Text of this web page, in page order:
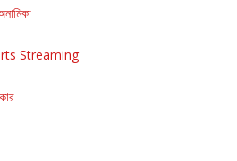
Streaming